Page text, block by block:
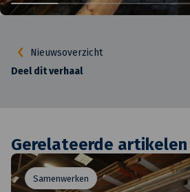
Nieuwsoverzicht
Deel dit verhaal
Gerelateerde artikelen
Samenwerken